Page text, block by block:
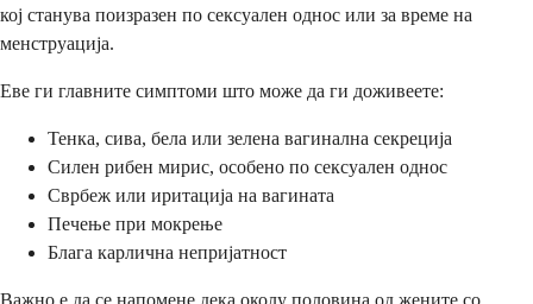
кој станува поизразен по сексуален однос или за време на
менструација.
Еве ги главните симптоми што може да ги доживеете:
Тенка, сива, бела или зелена вагинална секреција
Силен рибен мирис, особено по сексуален однос
Сврбеж или иритација на вагината
Печење при мокрење
Блага карлична непријатност
Важно е да се напомене дека околу половина од жените со